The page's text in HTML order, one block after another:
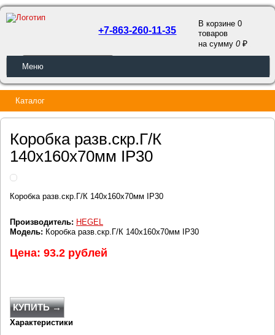
ОБРАТНЫЙ ЗВОНОК
+7-863-260-11-35
В корзине 0
товаров
на сумму0
Меню
Каталог
Коробка разв.скр.Г/К
140х160х70мм IP30
Коробка разв.скр.Г/К 140х160х70мм IP30
Производитель: HEGEL
Модель: Коробка разв.скр.Г/К 140х160х70мм IP30
Цена: 93.2 рублей
КУПИТЬ →
Характеристики